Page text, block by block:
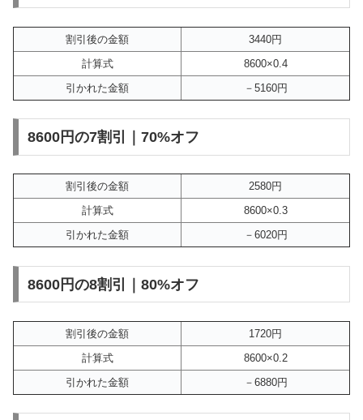
割引後の金額
3440円
計算式
8600×0.4
引かれた金額
－5160円
8600円の7割引｜70%オフ
割引後の金額
2580円
計算式
8600×0.3
引かれた金額
－6020円
8600円の8割引｜80%オフ
割引後の金額
1720円
計算式
8600×0.2
引かれた金額
－6880円